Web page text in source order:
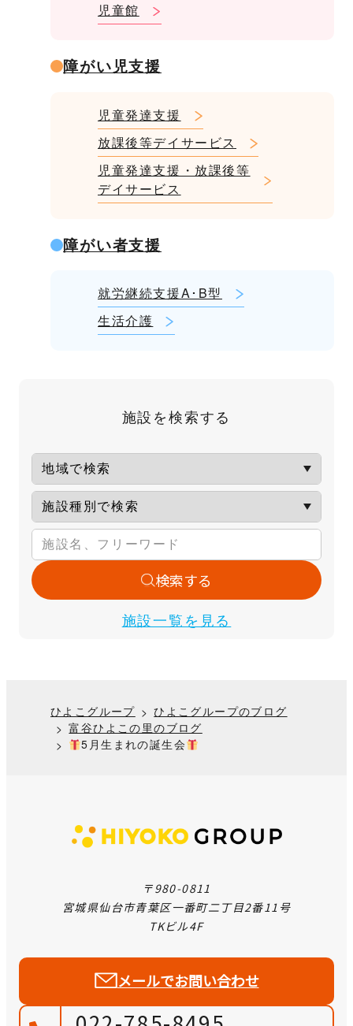
児童館
障がい児支援
児童発達支援
放課後等デイサービス
児童発達支援・放課後等
デイサービス
障がい者支援
就労継続支援A･B型
生活介護
施設を検索する
施設一覧を見る
検索する
ひよこグループ
ひよこグループのブログ
富谷ひよこの里のブログ
5月生まれの誕生会
〒980-0811
宮城県仙台市青葉区一番町二丁目2番11号
TKビル4F
メールでお問い合わせ